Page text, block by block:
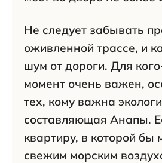
Не следует забывать
оживленной трассе, и
шум от дороги. Для
момент очень важен,
тех, кому важна
составляющая Анапы.
квартиру, в которой бы
свежим морским